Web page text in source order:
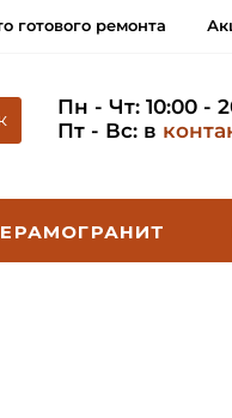
готового ремонта
Пн - Чт: 10:00 -
Пт - Вс: в